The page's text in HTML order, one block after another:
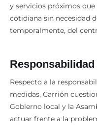
y servicios próximos
cotidiana sin necesidad
temporalmente, del
Respecto a la
medidas, Carrión
Gobierno local y la
actuar frente a la